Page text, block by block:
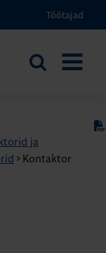
Töötajad
Otsi
ja
> Kontaktor